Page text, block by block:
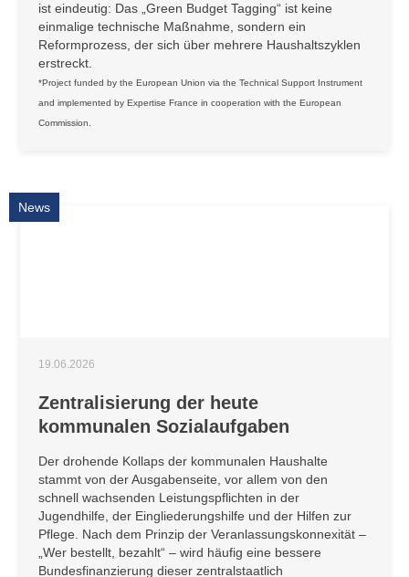
ist eindeutig: Das „Green Budget Tagging“ ist keine
einmalige technische Maßnahme, sondern ein
Reformprozess, der sich über mehrere Haushaltszyklen
erstreckt.
*Project funded by the European Union via the Technical Support Instrument
and implemented by Expertise France in cooperation with the European
Commission.
News
19.06.2026
Zentralisierung der heute
kommunalen Sozialaufgaben
Der drohende Kollaps der kommunalen Haushalte
stammt von der Ausgabenseite, vor allem von den
schnell wachsenden Leistungspflichten in der
Jugendhilfe, der Eingliederungshilfe und der Hilfen zur
Pflege. Nach dem Prinzip der Veranlassungskonnexität –
„Wer bestellt, bezahlt“ – wird häufig eine bessere
Bundesfinanzierung dieser zentralstaatlich